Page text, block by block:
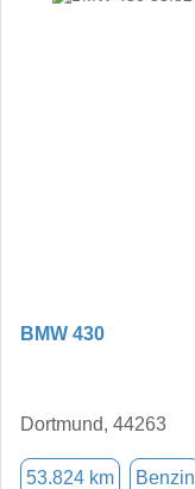
BMW 430
Dortmund, 44263
53.824 km Benzin